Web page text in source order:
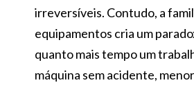
irreversíveis. Contudo, a
equipamentos cria um
quanto mais tempo um
máquina sem acidente,